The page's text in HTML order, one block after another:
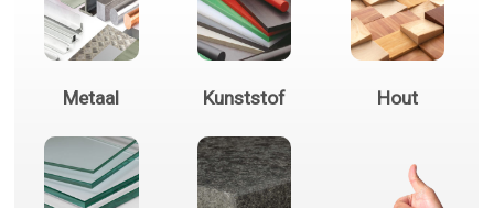
Metaal Kunststof Hout